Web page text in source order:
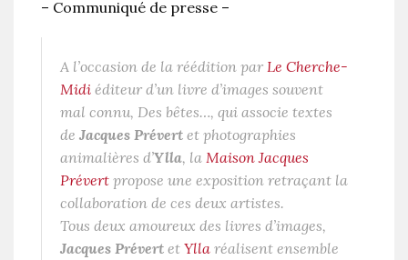
– Communiqué de presse –
A l’occasion de la réédition par Le Cherche-
Midi éditeur d’un livre d’images souvent
mal connu, Des bêtes…, qui associe textes
de Jacques Prévert et photographies
animalières d’Ylla, la Maison Jacques
Prévert propose une exposition retraçant la
collaboration de ces deux artistes.
Tous deux amoureux des livres d’images,
Jacques Prévert et Ylla réalisent ensemble